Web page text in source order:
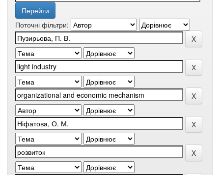
Поточні фільтри: